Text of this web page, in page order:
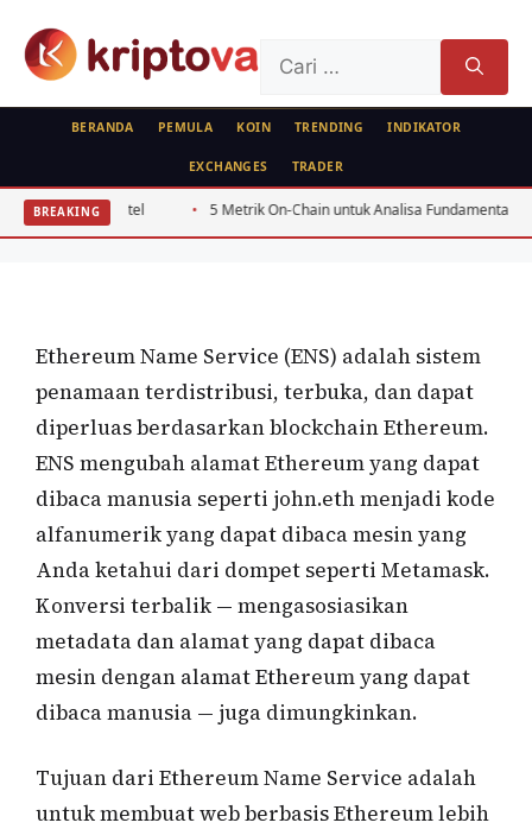
untuk:
BERANDA PEMULA KOIN TRENDING INDIKATOR
EXCHANGES TRADER
BREAKING
Ritel 5 Metrik On-Chain untuk Analisa Fundamental Token PoS
KOIN
Ethereum Name Service (ENS)
Ethereum Name Service (ENS) adalah sistem
penamaan terdistribusi, terbuka, dan dapat
diperluas berdasarkan blockchain Ethereum.
ENS mengubah alamat Ethereum yang dapat
dibaca manusia seperti john.eth menjadi kode
alfanumerik yang dapat dibaca mesin yang
Anda ketahui dari dompet seperti Metamask.
Konversi terbalik — mengasosiasikan
metadata dan alamat yang dapat dibaca
mesin dengan alamat Ethereum yang dapat
dibaca manusia — juga dimungkinkan.
Tujuan dari Ethereum Name Service adalah
untuk membuat web berbasis Ethereum lebih